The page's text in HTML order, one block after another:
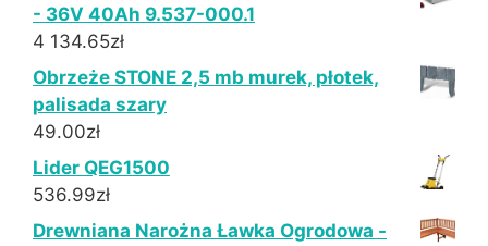
- 36V 40Ah 9.537-000.1
4 134.65zł
Obrzeże STONE 2,5 mb murek, płotek,
palisada szary
49.00zł
Lider QEG1500
536.99zł
Drewniana Narożna Ławka Ogrodowa -